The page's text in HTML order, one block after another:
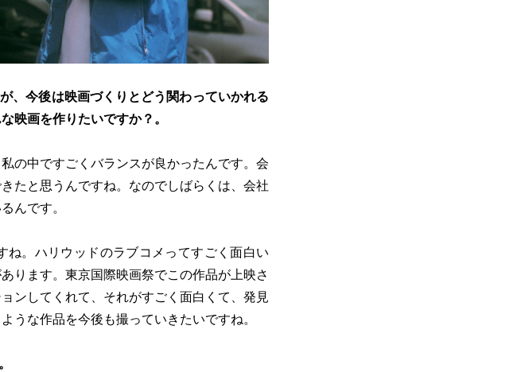
、今後は映画づくりとどう関わっていかれる
映画を作りたいですか？。
の中ですごくバランスが良かったんです。会
たと思うんですね。なのでしばらくは、会社
んです。
。ハリウッドのラブコメってすごく面白い
ります。東京国際映画祭でこの作品が上映さ
ンしてくれて、それがすごく面白くて、発見
うな作品を今後も撮っていきたいですね。